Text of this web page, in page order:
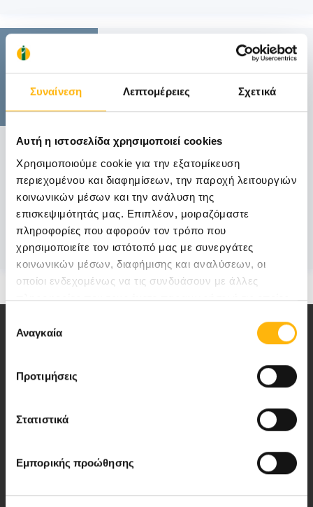
Συναίνεση Λεπτομέρειες Σχετικά
Αυτή η ιστοσελίδα χρησιμοποιεί cookies
Χρησιμοποιούμε cookie για την εξατομίκευση
περιεχομένου και διαφημίσεων, την παροχή λειτουργιών
κοινωνικών μέσων και την ανάλυση της
επισκεψιμότητάς μας. Επιπλέον, μοιραζόμαστε
πληροφορίες που αφορούν τον τρόπο που
χρησιμοποιείτε τον ιστότοπό μας με συνεργάτες
κοινωνικών μέσων, διαφήμισης και αναλύσεων, οι
οποίοι ενδεχομένως να τις συνδυάσουν με άλλες
πληροφορίες που τους έχετε παραχωρήσει ή τις οποίες
των υπηρεσιών τους.
συγκατάθεσης
Αναγκαία
Προτιμήσεις
Στατιστικά
Εμπορικής προώθησης
31
ΓΕΝΙΚΗ ΚΛΙΝΙΚΗ
ΙΑΣΩ: Ημερίδα «Ενδιαφέροντα θέματα
Λοιμώξεων»
Η Παθολογική – Λοιμωξιολογική Κλινική
του ΙΑΣΩ διοργανώνει Ημερίδα μ...
Μάθετε Περισσότερα
ποιότητας ολοκληρωμένες υπηρεσίες
Περιοχή Ιατρών